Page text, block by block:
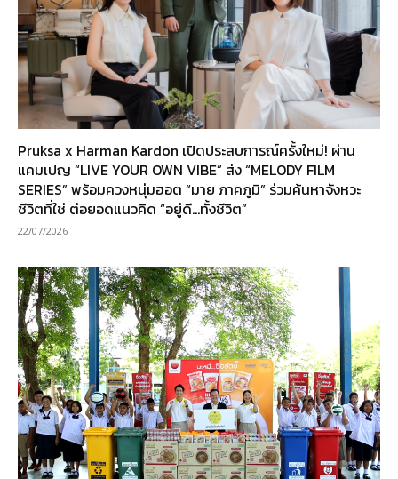
Pruksa x Harman Kardon เปิดประสบการณ์ครั้งใหม่! ผ่าน
แคมเปญ “LIVE YOUR OWN VIBE” ส่ง “MELODY FILM
SERIES” พร้อมควงหนุ่มฮอต “มาย ภาคภูมิ” ร่วมค้นหาจังหวะ
ชีวิตที่ใช่ ต่อยอดแนวคิด “อยู่ดี…ทั้งชีวิต”
22/07/2026